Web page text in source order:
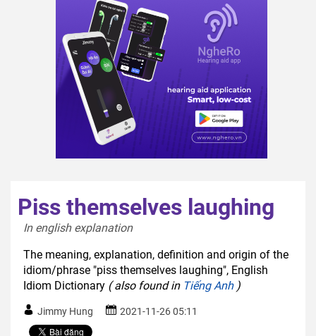
Piss themselves laughing
In english explanation
The meaning, explanation, definition and origin of the
idiom/phrase "piss themselves laughing", English
Idiom Dictionary ( also found in Tiếng Anh)
Jimmy Hung 2021-11-26 05:11